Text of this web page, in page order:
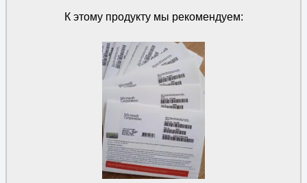
К этому продукту мы рекомендуем: